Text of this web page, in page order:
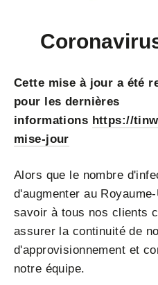
Cette mise à jour a été
pour les dernières
informations https://
mise-jour
Alors que le nombre
d'augmenter au
savoir à tous nos clients
assurer la continuité de
d'approvisionnement et
notre équipe.